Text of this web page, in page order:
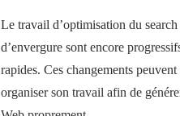
Le travail d’optimisation du
d’envergure sont encore
rapides. Ces changements
organiser son travail afin de